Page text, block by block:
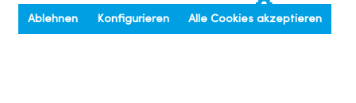
MwSt. und zzgl. Versandkosten.
Ablehnen Konfigurieren Alle Cookies akzeptieren